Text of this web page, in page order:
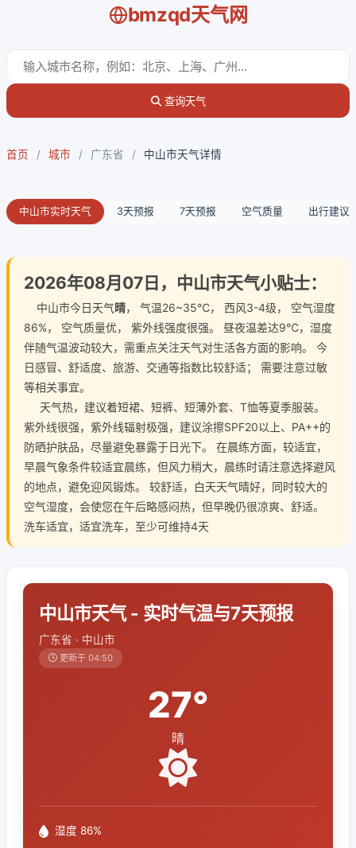
bmzqd天气网
查询天气
首页 / 城市 / 广东省 / 中山市天气详情
中山市实时天气 3天预报 7天预报 空气质量 出行建议
2026年08月07日，中山市天气小贴士：
中山市今日天气晴， 气温26~35℃， 西风3-4级， 空气湿度
86%， 空气质量优， 紫外线强度很强。 昼夜温差达9℃，湿度
伴随气温波动较大，需重点关注天气对生活各方面的影响。 今
日感冒、舒适度、旅游、交通等指数比较舒适； 需要注意过敏
等相关事宜。
天气热，建议着短裙、短裤、短薄外套、T恤等夏季服装。
紫外线很强，紫外线辐射极强，建议涂擦SPF20以上、PA++的
防晒护肤品，尽量避免暴露于日光下。 在晨练方面，较适宜，
早晨气象条件较适宜晨练，但风力稍大，晨练时请注意选择避风
的地点，避免迎风锻炼。 较舒适，白天天气晴好，同时较大的
空气湿度，会使您在午后略感闷热，但早晚仍很凉爽、舒适。
洗车适宜，适宜洗车，至少可维持4天
中山市天气 - 实时气温与7天预报
广东省 · 中山市
更新于 04:50
27°
晴
湿度 86%